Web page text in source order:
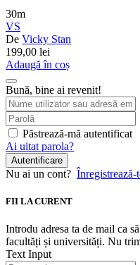
30m
VS
De Vicky Stan
199,00 lei
Adaugă în coș
Bună, bine ai revenit!
Păstrează-mă autentificat
Ai uitat parola?
Autentificare
Nu ai un cont? Înregistrează-
FII LA CURENT
Introdu adresa ta de mail ca
facultăți și universități. Nu
Text Input